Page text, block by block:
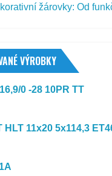
žárovky: Od
VÝROBKY
0 -28 10PR TT
HLT 11x20 5x114,3